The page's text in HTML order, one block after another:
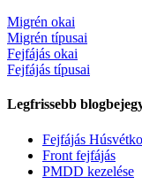
Migrén okai
Migrén típusai
Fejfájás okai
Fejfájás típusai
Legfrissebb
Fejfájás
Front fejfájás
PMDD kezelése